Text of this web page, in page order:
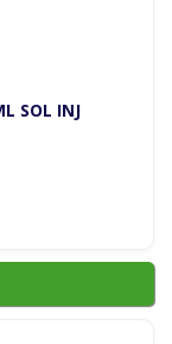
SOL INJ